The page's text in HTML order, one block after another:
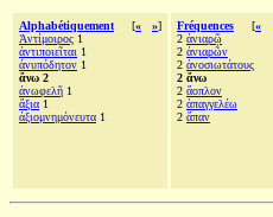
Alphabétiquement [« »]
Ἀντίμοιρος 1
ἀντιποιεῖται 1
ἀνυπόδητον 1
ἄνω 2
ἀνωφελῆ 1
ἄξια 1
ἀξιομνημόνευτα 1
Fréquences [«
2 ἀνιαρῷ
2 ἀνιαρῶν
2 ἀνοσιωτάτους
2 ἄνω
2 ἄοπλον
2 ἀπαγγελέω
2 ἅπαν